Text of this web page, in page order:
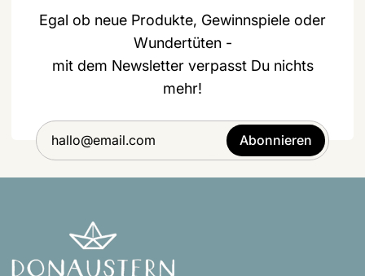
Egal ob neue Produkte, Gewinnspiele oder
Wundertüten -
mit dem Newsletter verpasst Du nichts
mehr!
Abonnieren